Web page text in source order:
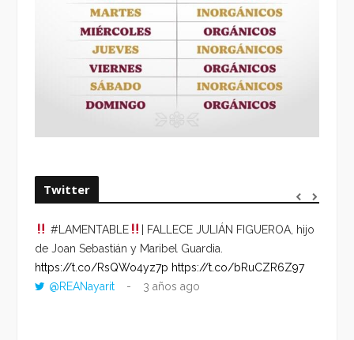
Twitter
#LAMENTABLE
| FALLECE JULIÁN FIGUEROA, hijo
de Joan Sebastián y Maribel Guardia.
https://t.co/RsQWo4yz7p https://t.co/bRuCZR6Z97
@REANayarit
3 años ago